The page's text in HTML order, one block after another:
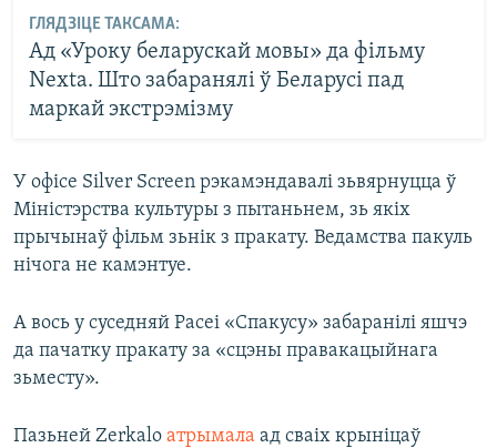
ГЛЯДЗІЦЕ ТАКСАМА:
Ад «Уроку беларускай мовы» да фільму
Nexta. Што забаранялі ў Беларусі пад
маркай экстрэмізму
У офісе Silver Screen рэкамэндавалі зьвярнуцца ў
Міністэрства культуры з пытаньнем, зь якіх
прычынаў фільм зьнік з пракату. Ведамства пакуль
нічога не камэнтуе.
А вось у суседняй Расеі «Спакусу» забаранілі яшчэ
да пачатку пракату за «сцэны правакацыйнага
зьместу».
Пазьней Zerkalo атрымала ад сваіх крыніцаў